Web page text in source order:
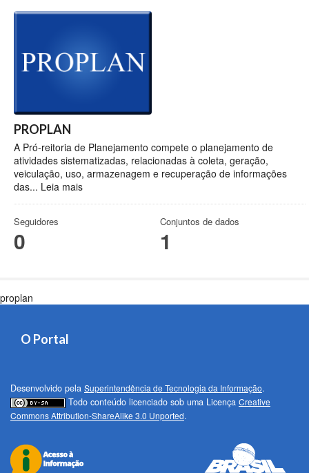
PROPLAN
A Pró-reitoria de Planejamento compete o planejamento de
atividades sistematizadas, relacionadas à coleta, geração,
veiculação, uso, armazenagem e recuperação de informações
das... Leia mais
Seguidores
0
Conjuntos de dados
1
proplan
O Portal
Desenvolvido pela Superintendência de Tecnologia da Informação.
Todo conteúdo licenciado sob uma Licença Creative
Commons Attribution-ShareAlike 3.0 Unported.